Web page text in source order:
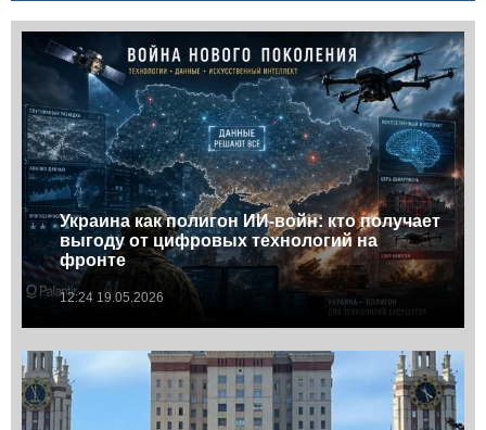
Украина как полигон ИИ-войн: кто получает
выгоду от цифровых технологий на
фронте
12:24 19.05.2026